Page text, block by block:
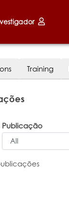
Training
Publicação